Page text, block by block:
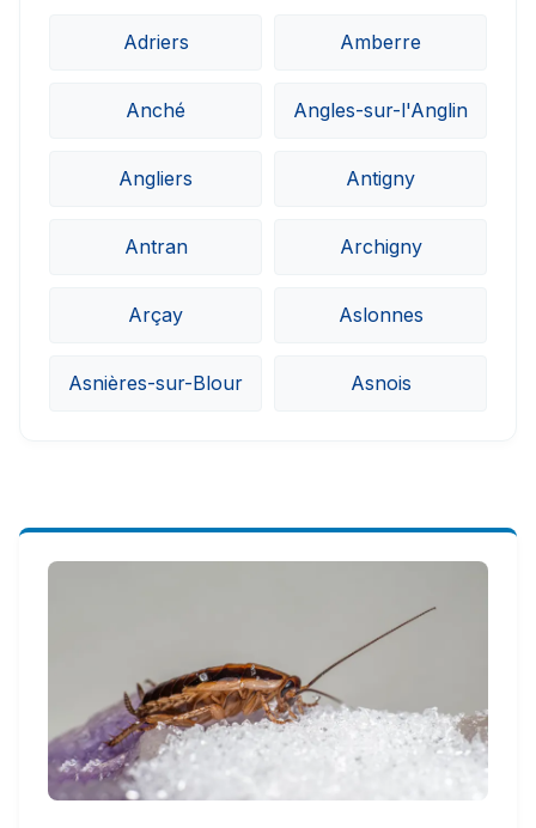
Adriers Amberre
Anché Angles-sur-l'Anglin
Angliers Antigny
Antran Archigny
Arçay Aslonnes
Asnières-sur-Blour Asnois